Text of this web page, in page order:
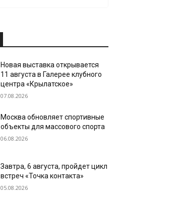
Новая выставка открывается
11 августа в Галерее клубного
центра «Крылатское»
07.08.2026
Москва обновляет спортивные
объекты для массового спорта
06.08.2026
Завтра, 6 августа, пройдет цикл
встреч «Точка контакта»
05.08.2026